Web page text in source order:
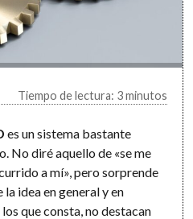
Tiempo de lectura: 3 minutos
es un sistema bastante
No diré aquello de «se me
a mí», pero sorprende
idea en general y en
que consta, no destacan